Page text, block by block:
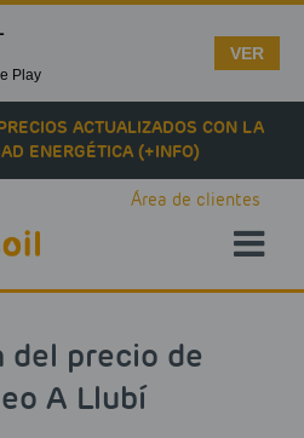
ACTUALIZADOS CON LA
ENERGÉTICA (+INFO)
Área de clientes
del precio de
A Llubí
Play
VER